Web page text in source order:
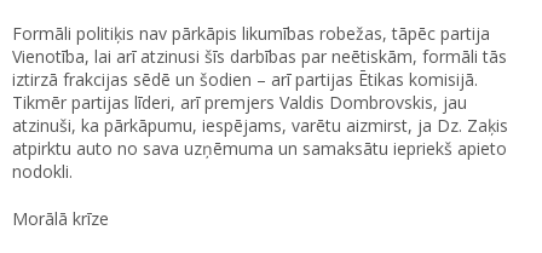
Formāli politiķis nav pārkāpis likumības robežas, tāpēc partija
Vienotība, lai arī atzinusi šīs darbības par neētiskām, formāli tās
iztirzā frakcijas sēdē un šodien – arī partijas Ētikas komisijā.
Tikmēr partijas līderi, arī premjers Valdis Dombrovskis, jau
atzinuši, ka pārkāpumu, iespējams, varētu aizmirst, ja Dz. Zaķis
atpirktu auto no sava uzņēmuma un samaksātu iepriekš apieto
nodokli.
Morālā krīze